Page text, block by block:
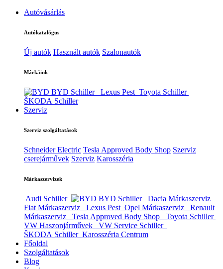
Autóvásárlás
Autókatalógus
Új autók Használt autók Szalonautók
Márkáink
BYD Schiller Lexus Pest Toyota Schiller
ŠKODA Schiller
Szerviz
Szerviz szolgáltatások
Schneider Electric Tesla Approved Body Shop Szerviz
cserejárművek Szerviz Karosszéria
Márkaszervizek
Audi Schiller BYD Schiller
Dacia Márkaszerviz
Fiat Márkaszerviz
Lexus Pest Opel Márkaszerviz
Renault
Márkaszerviz
Tesla Approved Body Shop
Toyota Schiller
VW Haszonjárművek
VW Service Schiller
ŠKODA Schiller Karosszéria Centrum
Főoldal
Szolgáltatások
Blog